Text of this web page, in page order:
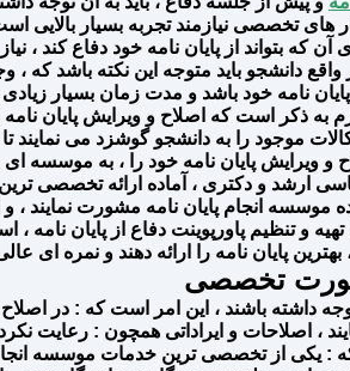
تخصصی نیازمند تجربه بسیار
آن که بتواند از پایان نامه خود دفاع
دانشجو باید متوجه این نکته باشد
نامه خود باشد و مدت زمان بسیار زیادی
به ذکر است که اصلاح و ویرایش پایان
موجود را به دانشجو گوشزد می
پایان نامه خود را ، به موسسه ای
ارشد و دکتری ، آماده ارائه
موسسه انجام پایان نامه مشورت نمایند ،
، تهیه و تنظیم پاورپوینت دفاع از پایان
پایان نامه را ارائه دهند و نمره ای
صورت تخصصی
داشته باشند ، این امر است که : در
، اصلاحات و ایراداتی همچون :
: یکی از تخصصی ترین خدمات موسسه انجام